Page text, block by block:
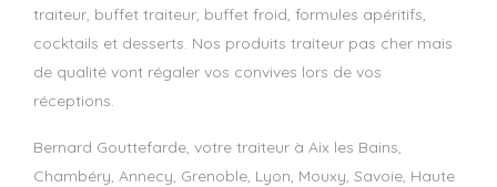
traiteur, buffet traiteur, buffet froid, formules apéritifs,
cocktails et desserts. Nos produits traiteur pas cher mais
de qualité vont régaler vos convives lors de vos
réceptions.
Bernard Gouttefarde, votre traiteur à Aix les Bains,
Chambéry, Annecy, Grenoble, Lyon, Mouxy, Savoie, Haute